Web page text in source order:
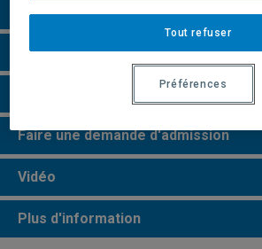
Perspectives professionnelles
Études de 2 et 3 cycles
Remarques et règlements
Faire une demande d'admission
Vidéo
Plus d'information
Tout refuser
Préférences